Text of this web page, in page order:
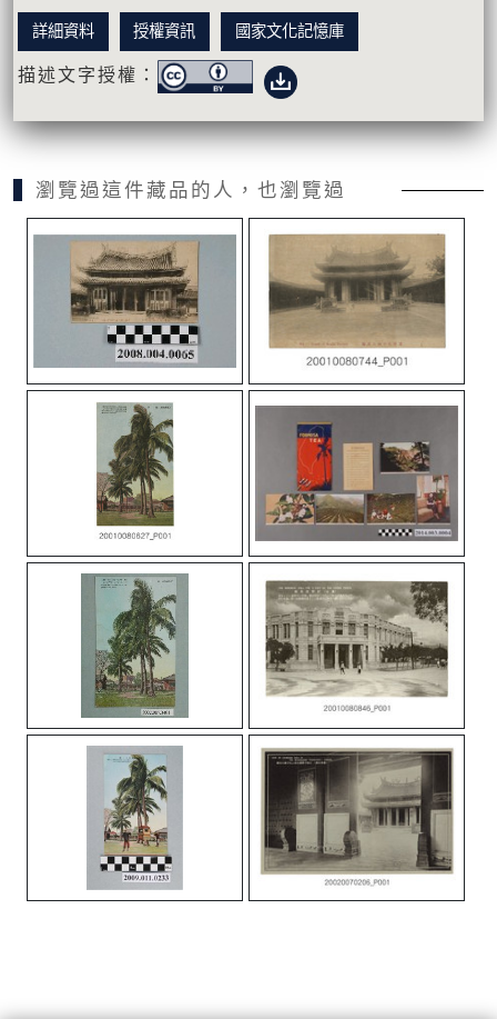
詳細資料 授權資訊 國家文化記憶庫
描述文字授權：
瀏覽過這件藏品的人，也瀏覽過